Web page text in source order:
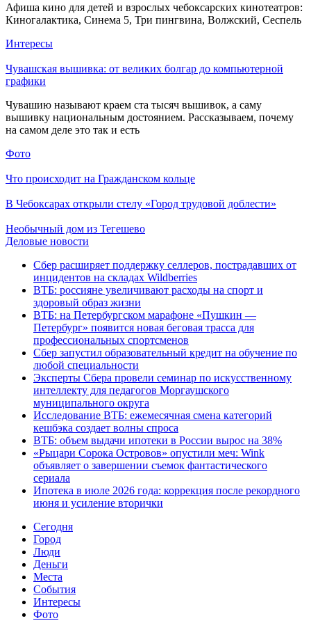
Афиша кино для детей и взрослых чебоксарских кинотеатров:
Киногалактика, Синема 5, Три пингвина, Волжский, Сеспель
Интересы
Чувашская вышивка: от великих болгар до компьютерной
графики
Чувашию называют краем ста тысяч вышивок, а саму
вышивку национальным достоянием. Рассказываем, почему
на самом деле это так и есть
Фото
Что происходит на Гражданском кольце
В Чебоксарах открыли стелу «Город трудовой доблести»
Необычный дом из Тегешево
Деловые новости
Сбер расширяет поддержку селлеров, пострадавших от
инцидентов на складах Wildberries
ВТБ: россияне увеличивают расходы на спорт и
здоровый образ жизни
ВТБ: на Петербургском марафоне «Пушкин —
Петербург» появится новая беговая трасса для
профессиональных спортсменов
Сбер запустил образовательный кредит на обучение по
любой специальности
Эксперты Сбера провели семинар по искусственному
интеллекту для педагогов Моргаушского
муниципального округа
Исследование ВТБ: ежемесячная смена категорий
кешбэка создает волны спроса
ВТБ: объем выдачи ипотеки в России вырос на 38%
«Рыцари Сорока Островов» опустили меч: Wink
объявляет о завершении съемок фантастического
сериала
Ипотека в июле 2026 года: коррекция после рекордного
июня и усиление вторички
Cегодня
Город
Люди
Деньги
Места
События
Интересы
Фото